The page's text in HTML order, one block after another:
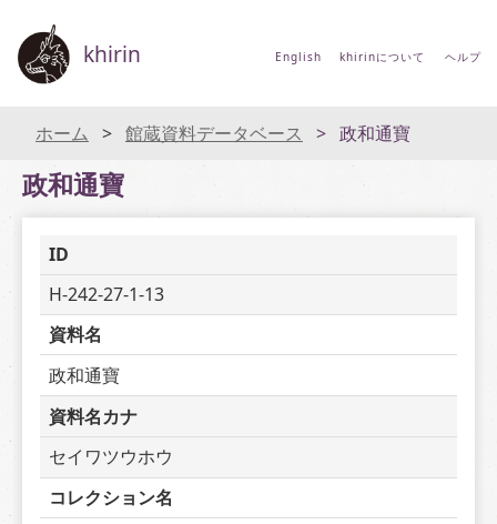
khirin English khirinについて ヘルプ
ホーム 館蔵資料データベース 政和通寶
政和通寶
ID
H-242-27-1-13
資料名
政和通寶
資料名カナ
セイワツウホウ
コレクション名